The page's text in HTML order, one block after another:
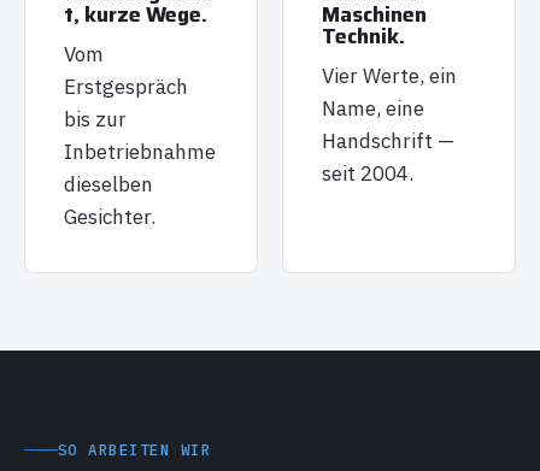
t, kurze Wege.
Vom
Erstgespräch
bis zur
Inbetriebnahme
dieselben
Gesichter.
Maschinen
Technik.
Vier Werte, ein
Name, eine
Handschrift —
seit 2004.
SO ARBEITEN WIR